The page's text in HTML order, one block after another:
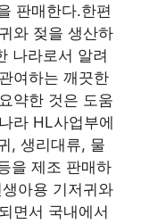
판매한다.한편
와 젖을 생산하
나라로서 알려
여하는 깨끗한
약한 것은 도움
라 HL사업부에
, 생리대류, 물
을 제조 판매하
아용 기저귀와
면서 국내에서